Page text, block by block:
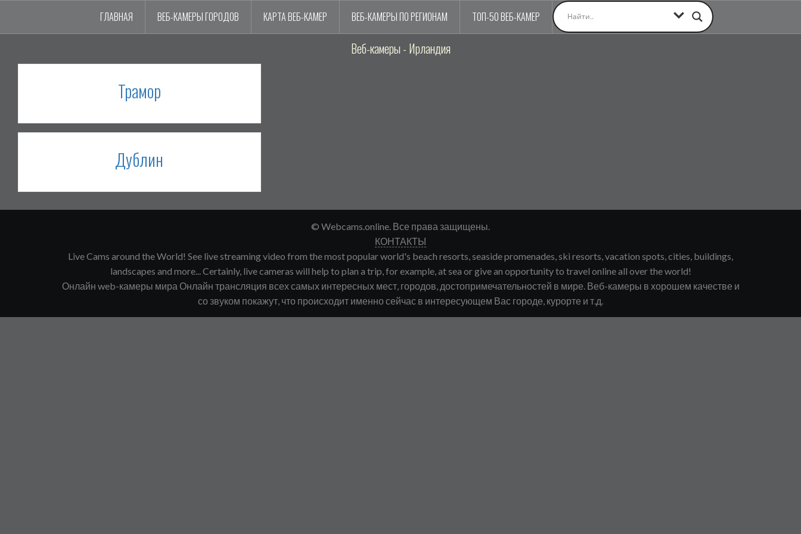
ГЛАВНАЯ ВЕБ-КАМЕРЫ ГОРОДОВ КАРТА ВЕБ-КАМЕР ВЕБ-КАМЕРЫ ПО РЕГИОНАМ ТОП-50 ВЕБ-КАМЕР
Веб-камеры - Ирландия
Трамор
Дублин
© Webcams.online. Все права защищены.
КОНТАКТЫ
Live Cams around the World! See live streaming video from the most popular world's beach resorts, seaside promenades, ski resorts, vacation spots, cities, buildings,
landscapes and more... Certainly, live cameras will help to plan a trip, for example, at sea or give an opportunity to travel online all over the world!
Онлайн web-камеры мира Онлайн трансляция всех самых интересных мест, городов, достопримечательностей в мире. Веб-камеры в хорошем качестве и
со звуком покажут, что происходит именно сейчас в интересующем Вас городе, курорте и т.д.